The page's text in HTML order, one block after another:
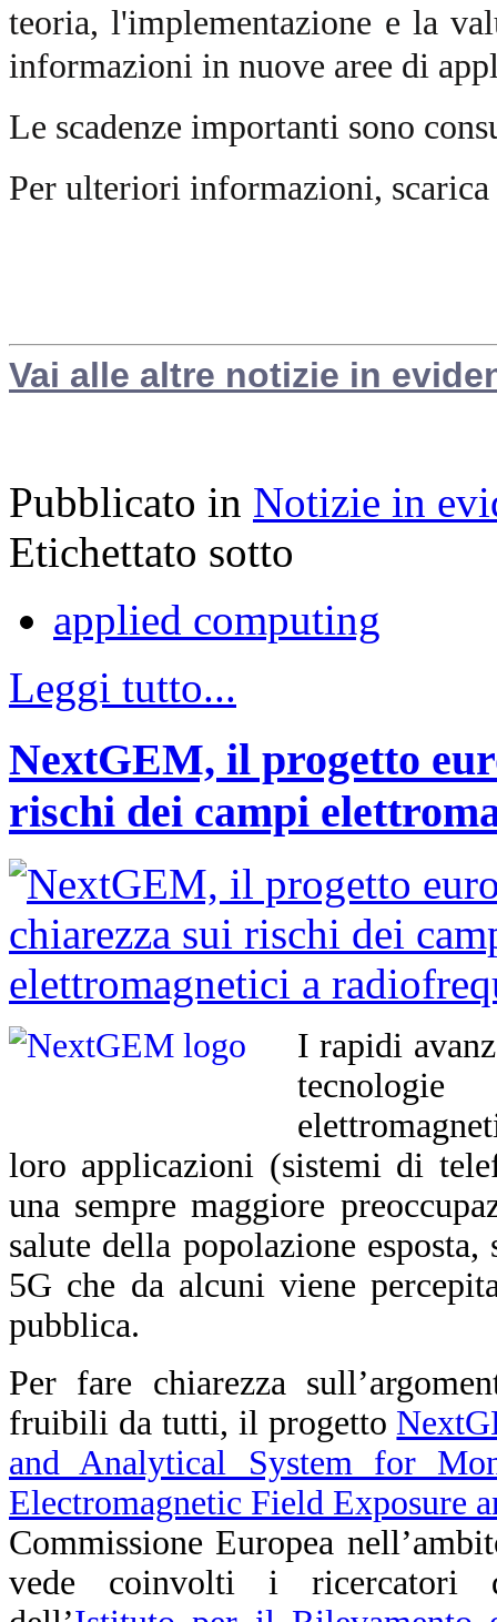
teoria, l'implementazione e la
informazioni in nuove aree di
Le scadenze importanti sono
Per ulteriori informazioni,
Vai alle altre notizie in
Pubblicato in Notizie in
Etichettato sotto
applied computing
Leggi tutto...
NextGEM, il progetto
rischi dei campi
I rapidi
loro applicazioni (sistemi di
una sempre maggiore
salute della popolazione
5G che da alcuni viene
pubblica.
Per fare chiarezza
fruibili da tutti, il progetto
and Analytical System for
Electromagnetic Field Exposure
Commissione Europea
vede coinvolti i